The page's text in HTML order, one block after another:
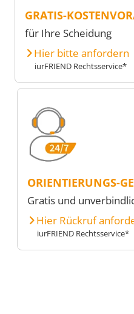
GRATIS-
für Ihre Scheidung
Hier bitte anfordern
iurFRIEND Rechtsservice*
ORIENTIERUNGS-
Gratis und
Hier Rückruf
iurFRIEND Rechtsservice*